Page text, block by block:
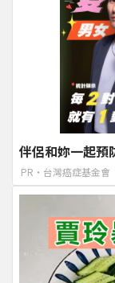
伴侶和妳一起預
PR・台灣癌症基金會